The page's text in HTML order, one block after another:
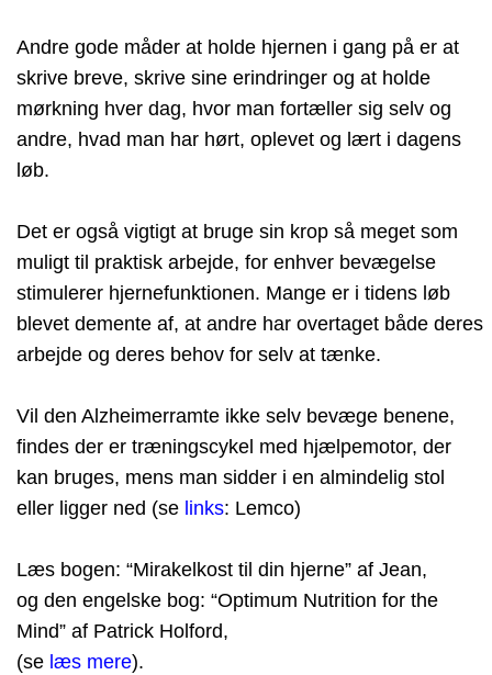
Andre gode måder at holde hjernen i gang på er at
skrive breve, skrive sine erindringer og at holde
mørkning hver dag, hvor man fortæller sig selv og
andre, hvad man har hørt, oplevet og lært i dagens
løb.
Det er også vigtigt at bruge sin krop så meget som
muligt til praktisk arbejde, for enhver bevægelse
stimulerer hjernefunktionen. Mange er i tidens løb
blevet demente af, at andre har overtaget både deres
arbejde og deres behov for selv at tænke.
Vil den Alzheimerramte ikke selv bevæge benene,
findes der er træningscykel med hjælpemotor, der
kan bruges, mens man sidder i en almindelig stol
eller ligger ned (se links: Lemco)
Læs bogen: “Mirakelkost til din hjerne” af Jean,
og den engelske bog: “Optimum Nutrition for the
Mind” af Patrick Holford,
(se læs mere).